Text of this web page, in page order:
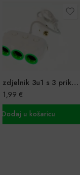
Nosač tableta za